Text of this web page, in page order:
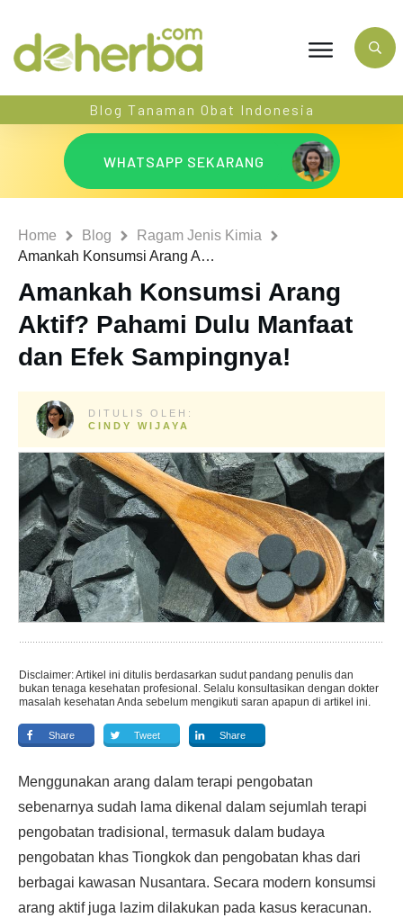
Blog Tanaman Obat Indonesia
WHATSAPP SEKARANG
Home Blog
Ragam Jenis Kimia
Amankah Konsumsi Arang Aktif? Pahami Dulu Manfaat dan Efek Sampingnya!
Amankah Konsumsi Arang
Aktif? Pahami Dulu Manfaat
dan Efek Sampingnya!
DITULIS OLEH:
CINDY WIJAYA
Disclaimer: Artikel ini ditulis berdasarkan sudut pandang penulis dan
bukan tenaga kesehatan profesional. Selalu konsultasikan dengan dokter
masalah kesehatan Anda sebelum mengikuti saran apapun di artikel ini.
Share Tweet Share
Menggunakan arang dalam terapi pengobatan
sebenarnya sudah lama dikenal dalam sejumlah terapi
pengobatan tradisional, termasuk dalam budaya
pengobatan khas Tiongkok dan pengobatan khas dari
berbagai kawasan Nusantara. Secara modern konsumsi
arang aktif juga lazim dilakukan pada kasus keracunan.